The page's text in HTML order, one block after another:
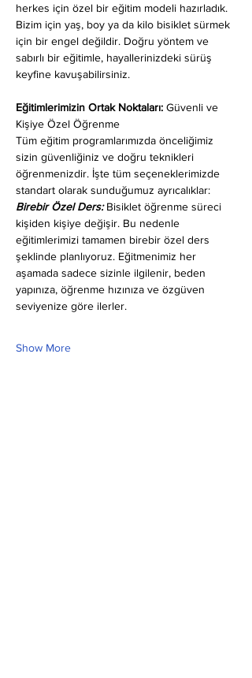
herkes için özel bir eğitim modeli hazırladık.
Bizim için yaş, boy ya da kilo bisiklet sürmek
için bir engel değildir. Doğru yöntem ve
sabırlı bir eğitimle, hayallerinizdeki sürüş
keyfine kavuşabilirsiniz.
Eğitimlerimizin Ortak Noktaları: Güvenli ve
Kişiye Özel Öğrenme
Tüm eğitim programlarımızda önceliğimiz
sizin güvenliğiniz ve doğru teknikleri
öğrenmenizdir. İşte tüm seçeneklerimizde
standart olarak sunduğumuz ayrıcalıklar:
Birebir Özel Ders: Bisiklet öğrenme süreci
kişiden kişiye değişir. Bu nedenle
eğitimlerimizi tamamen birebir özel ders
şeklinde planlıyoruz. Eğitmenimiz her
aşamada sadece sizinle ilgilenir, beden
yapınıza, öğrenme hızınıza ve özgüven
seviyenize göre ilerler.
Show More